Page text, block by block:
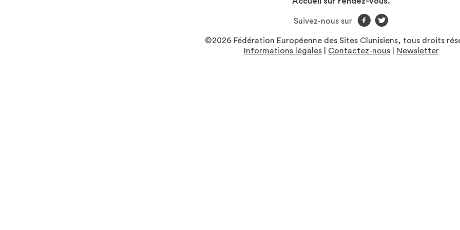
Suivez-nous sur f t
©2026 Fédération Européenne des Sites Clunisiens, tous droits
Informations légales| Contactez-nous| Newsletter